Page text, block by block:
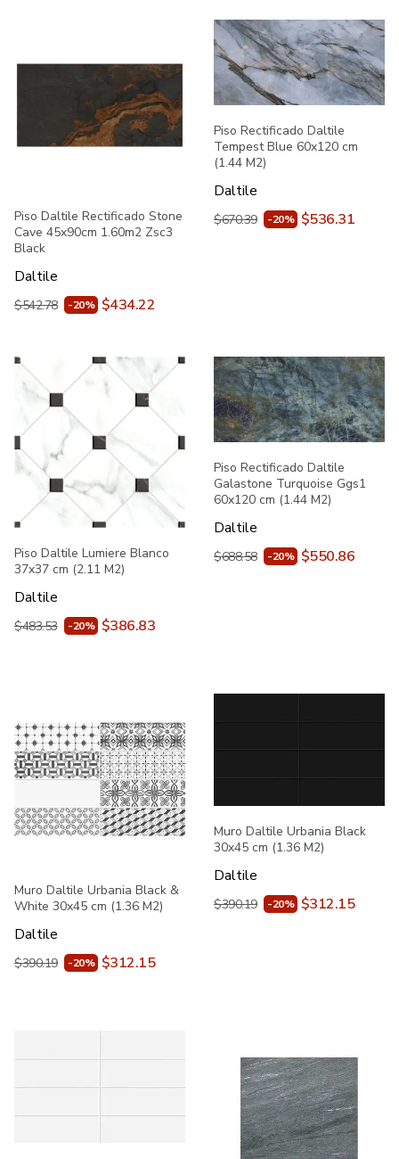
Piso Daltile Rectificado Stone
Cave 45x90cm 1.60m2 Zsc3
Black
Daltile
$542.78 -20% $434.22
Piso Rectificado Daltile
Tempest Blue 60x120 cm
(1.44 M2)
Daltile
$670.39 -20% $536.31
Piso Daltile Lumiere Blanco
37x37 cm (2.11 M2)
Daltile
$483.53 -20% $386.83
Piso Rectificado Daltile
Galastone Turquoise Ggs1
60x120 cm (1.44 M2)
Daltile
$688.58 -20% $550.86
Muro Daltile Urbania Black &
White 30x45 cm (1.36 M2)
Daltile
$390.19 -20% $312.15
Muro Daltile Urbania Black
30x45 cm (1.36 M2)
Daltile
$390.19 -20% $312.15